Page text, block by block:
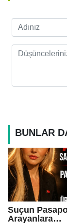
BUNLAR
Suçun
Arayanlara…